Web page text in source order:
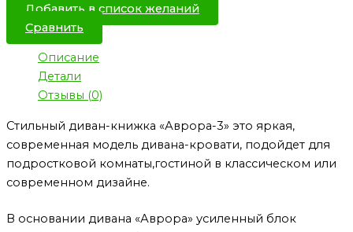
Добавить в список желаний
Сравнить
Описание
Детали
Отзывы (0)
Стильный диван-книжка «Аврора-3» это яркая,
современная модель дивана-кровати, подойдет для
подростковой комнаты,гостиной в классическом или
современном дизайне.
В основании дивана «Аврора» усиленный блок